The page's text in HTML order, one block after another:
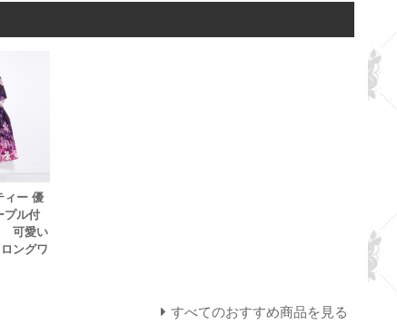
ィー 優
プル付
可愛い
ングワ
すべてのおすすめ商品を見る